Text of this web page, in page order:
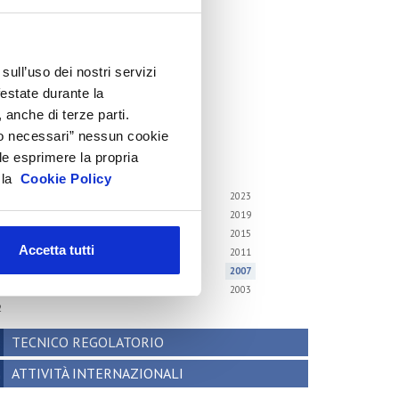
dei nostri servizi
durante la
anche di terze parti.
necessari” nessun cookie
esprimere la propria
Cookie Policy
Accetta tutti
internazionali
pubblicazioni
tematiche
gli anni
2023
2021 2020
2019
2015
2013
2011
2007
2003
TECNICO REGOLATORIO
ATTIVITÀ INTERNAZIONALI